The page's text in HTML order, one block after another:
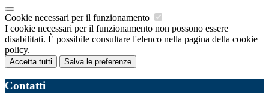
Cookie necessari per il funzionamento
I cookie necessari per il funzionamento non possono essere
disabilitati. È possibile consultare l'elenco nella pagina della cookie
policy.
Accetta tutti Salva le preferenze
Contatti